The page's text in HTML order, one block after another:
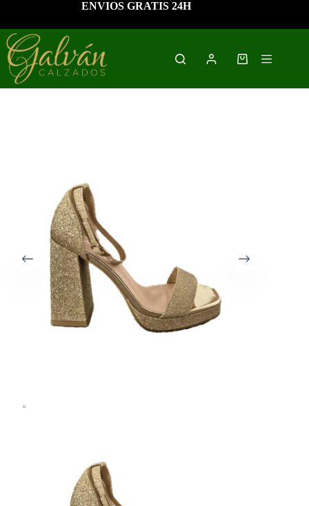
contenido
ENVIOS GRATIS 24H
Carro
compra